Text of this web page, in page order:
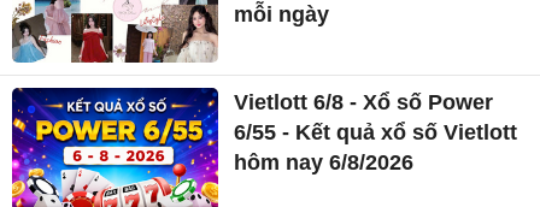
mỗi ngày
Vietlott 6/8 - Xổ số Power
6/55 - Kết quả xổ số Vietlott
hôm nay 6/8/2026